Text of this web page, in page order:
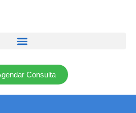
Consulta